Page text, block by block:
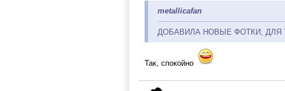
metallicafan
ДОБАВИЛА НОВЫЕ ФОТКИ, ДЛЯ
Так, спокойно